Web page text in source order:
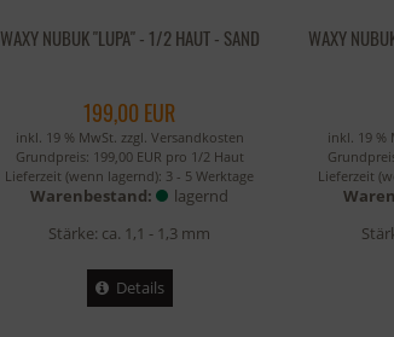
WAXY NUBUK "LUPA" - 1/2 HAUT - SAND
199,00 EUR
inkl. 19 % MwSt. zzgl. Versandkosten
Grundpreis: 199,00 EUR pro 1/2 Haut
Lieferzeit (wenn lagernd): 3 - 5 Werktage
Warenbestand:
lagernd
Stärke: ca. 1,1 - 1,3 mm
Details
WAXY
inkl. 19 %
Lieferzeit